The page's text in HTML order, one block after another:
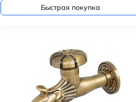
Быстрая покупка